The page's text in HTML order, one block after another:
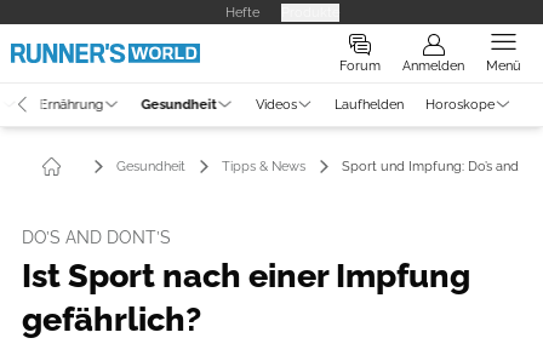
Hefte
Forum Anmelden Menü
Ernährung Gesundheit Videos Laufhelden Horoskope
Gesundheit Tipps & News Sport und Impfung: Do’s and
DO’S AND DONT’S
Ist Sport nach einer Impfung
gefährlich?